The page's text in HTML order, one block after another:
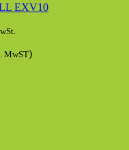
EXV10
MwST)